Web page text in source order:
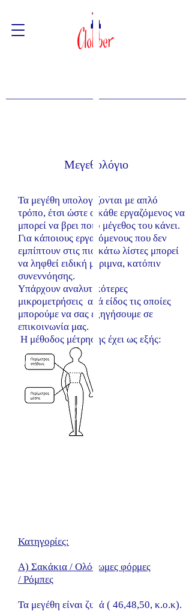
Μεγεθολόγιο
Τα μεγέθη υπολογίζονται με απλό
τρόπο, έτσι ώστε ο κάθε εργαζόμενος να
μπορεί να βρει ποιο μέγεθος του κάνει.
Για κάποιους εργαζόμενους που δεν
εμπίπτουν στις πιο κάτω λίστες μπορεί
να ληφθεί ειδική μέριμνα, κατόπιν
συνεννόησης.
Υπάρχουν αναλυτικότερες
μικρομετρήσεις ανά είδος τις οποίες
μπορούμε να σας εξηγήσουμε σε
επικοινωνία μας.
Η μέθοδος μέτρησης έχει ως εξής:
Κατηγορίες:
Α) Σακάκια / Ολόσωμες φόρμες
/ Ρόμπες
Τα μεγέθη είναι ζυγά ( 46,48,50, κ.ο.κ).